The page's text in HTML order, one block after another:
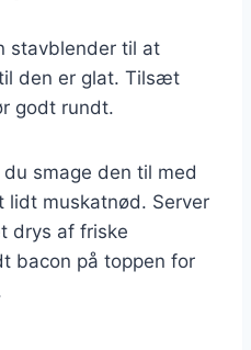
stavblender til at
den er glat. Tilsæt
godt rundt.
smage den til med
lidt muskatnød. Server
drys af friske
bacon på toppen for